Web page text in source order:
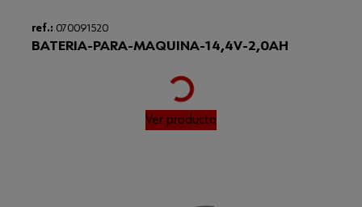
ref.: 070091520
BATERIA-PARA-MAQUINA-14,4V-2,0AH
Loading...
Ver producto